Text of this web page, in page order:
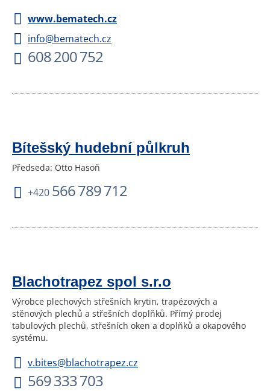
www.bematech.cz
info@bematech.cz
608 200 752
Bítešský hudební půlkruh
Předseda: Otto Hasoň
+420 566 789 712
Blachotrapez spol s.r.o
Výrobce plechových střešních krytin, trapézových a
stěnových plechů a střešních doplňků. Přímý prodej
tabulových plechů, střešních oken a doplňků a okapového
systému.
v.bites@blachotrapez.cz
569 333 703